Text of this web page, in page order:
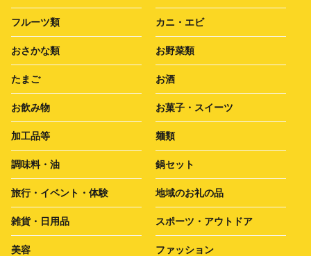
フルーツ類 カニ・エビ
おさかな類 お野菜類
たまご お酒
お飲み物 お菓子・スイーツ
加工品等 麺類
調味料・油 鍋セット
旅行・イベント・体験 地域のお礼の品
雑貨・日用品 スポーツ・アウトドア
美容 ファッション